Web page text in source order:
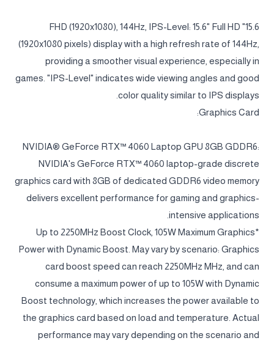
15.6" FHD (1920x1080), 144Hz, IPS-Level: 15.6" Full HD
(1920x1080 pixels) display with a high refresh rate of 144Hz,
providing a smoother visual experience, especially in
games. "IPS-Level" indicates wide viewing angles and good
color quality similar to IPS displays.
Graphics Card:
NVIDIA® GeForce RTX™ 4060 Laptop GPU 8GB GDDR6:
NVIDIA's GeForce RTX™ 4060 laptop-grade discrete
graphics card with 8GB of dedicated GDDR6 video memory
delivers excellent performance for gaming and graphics-
intensive applications.
*Up to 2250MHz Boost Clock, 105W Maximum Graphics
Power with Dynamic Boost. May vary by scenario: Graphics
card boost speed can reach 2250MHz MHz, and can
consume a maximum power of up to 105W with Dynamic
Boost technology, which increases the power available to
the graphics card based on load and temperature. Actual
performance may vary depending on the scenario and